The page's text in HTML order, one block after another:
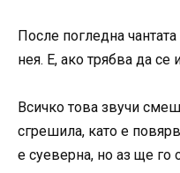
После погледна
нея. Е, ако трябва да се
Всичко това звучи
сгрешила, като е
е суеверна, но аз ще го